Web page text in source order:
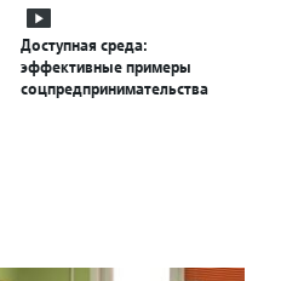
Доступная среда:
эффективные примеры
соцпредпринимательства